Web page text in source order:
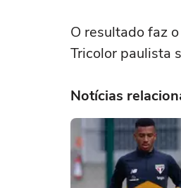
O resultado faz
Tricolor paulista
Notícias